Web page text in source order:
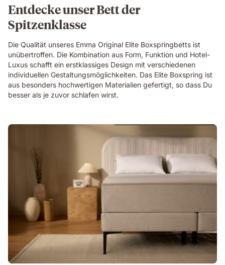
Entdecke unser Bett der
Spitzenklasse
Die Qualität unseres Emma Original Elite Boxspringbetts ist
unübertroffen. Die Kombination aus Form, Funktion und Hotel-
Luxus schafft ein erstklassiges Design mit verschiedenen
individuellen Gestaltungsmöglichkeiten. Das Elite Boxspring ist
aus besonders hochwertigen Materialien gefertigt, so dass Du
besser als je zuvor schlafen wirst.